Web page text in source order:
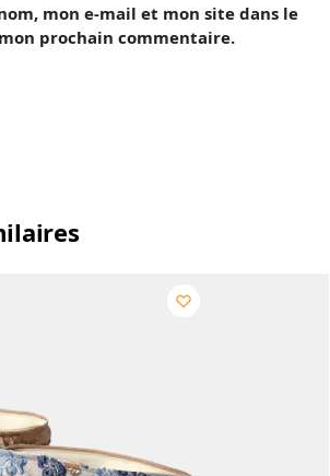
mon e-mail et mon site dans le
prochain commentaire.